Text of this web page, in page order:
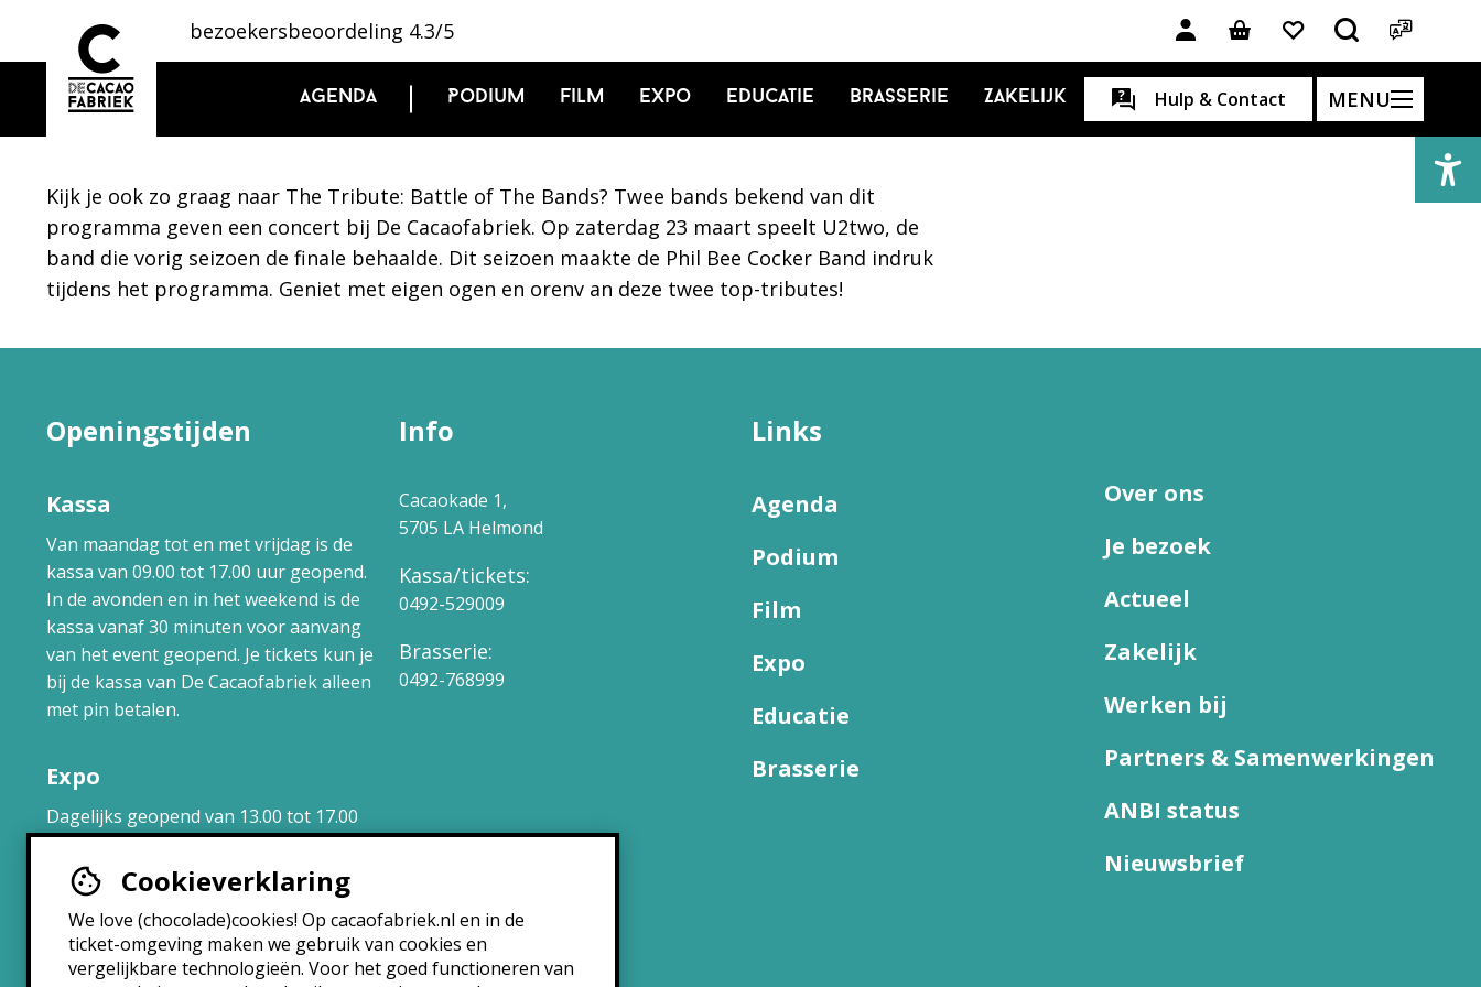
Cookieverklaring
We love (chocolade)cookies! Op cacaofabriek.nl en in de
ticket-omgeving maken we gebruik van cookies en
vergelijkbare technologieën. Voor het goed functioneren van
bezoekersbeoordeling 4.3/5
Agenda Podium Film Expo Educatie Brasserie Zakelijk Hulp & Contact MENU
Kijk je ook zo graag naar The Tribute: Battle of The Bands? Twee bands bekend van dit
programma geven een concert bij De Cacaofabriek. Op zaterdag 23 maart speelt U2two, de
band die vorig seizoen de finale behaalde. Dit seizoen maakte de Phil Bee Cocker Band indruk
tijdens het programma. Geniet met eigen ogen en orenv an deze twee top-tributes!
Openingstijden
Kassa
Van maandag tot en met vrijdag is de
kassa van 09.00 tot 17.00 uur geopend.
In de avonden en in het weekend is de
kassa vanaf 30 minuten voor aanvang
van het event geopend. Je tickets kun je
bij de kassa van De Cacaofabriek alleen
met pin betalen.
Expo
Dagelijks geopend van 13.00 tot 17.00
uur.
Brasserie
Maandag: 10:30 – 22:30
Dinsdag: 10:30 – 22:30
Info
Cacaokade 1,
5705 LA Helmond
Kassa/tickets:
0492-529009
Brasserie:
0492-768999
Links
Agenda
Podium
Film
Expo
Educatie
Brasserie
Over ons
Je bezoek
Actueel
Zakelijk
Werken bij
Partners & Samenwerkingen
ANBI status
Nieuwsbrief